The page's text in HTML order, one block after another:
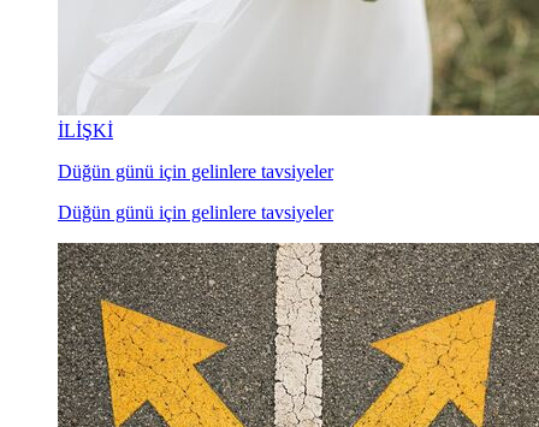
İLİŞKİ
Düğün günü için gelinlere tavsiyeler
Düğün günü için gelinlere tavsiyeler